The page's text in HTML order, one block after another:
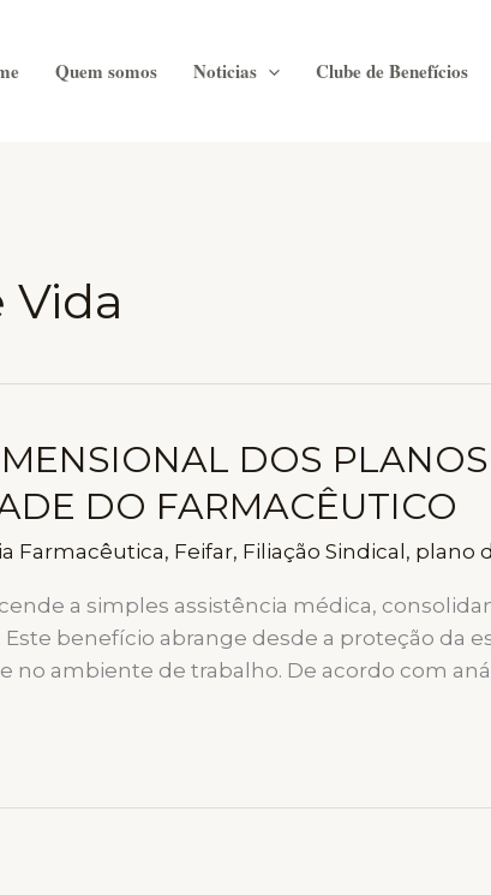
Quem somos Noticias Clube de Benefícios
DOS
DO FARMACÊUTICO
Farmacêutica, Feifar, Filiação Sindical, plano
a simples assistência médica,
benefício abrange desde a proteção da
no ambiente de trabalho. De acordo com